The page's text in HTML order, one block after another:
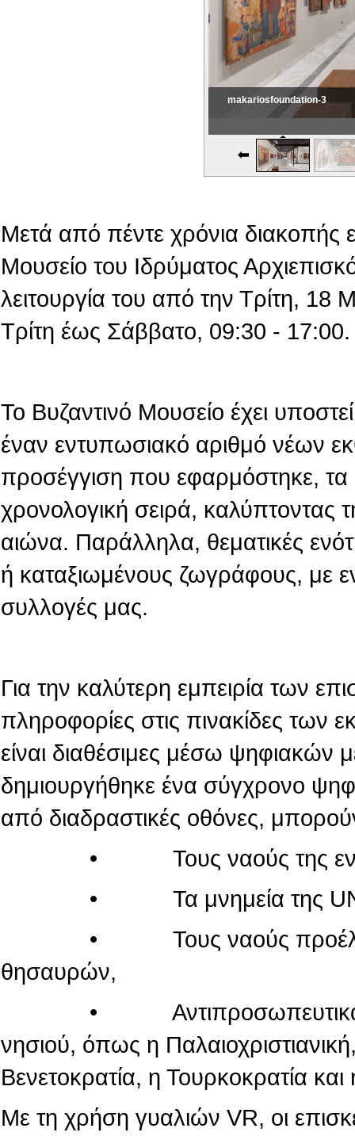
makariosfoundation-3
Μετά από πέντε χρόνια διακοπής
Μουσείο του Ιδρύματος
λειτουργία του από την Τρίτη,
Τρίτη έως Σάββατο, 09:30 - 17:00.
Το Βυζαντινό Μουσείο έχει υποστεί
έναν εντυπωσιακό αριθμό νέων
προσέγγιση που εφαρμόστηκε, τα
χρονολογική σειρά, καλύπτοντας
αιώνα. Παράλληλα, θεματικές
ή καταξιωμένους ζωγράφους, με
συλλογές μας.
Για την καλύτερη εμπειρία των
πληροφορίες στις πινακίδες των
είναι διαθέσιμες μέσω
δημιουργήθηκε ένα σύγχρονο
από διαδραστικές οθόνες,
• Τους ναούς της εντός
• Τα μνημεία της
• Τους ναούς
θησαυρών,
• Αντιπροσωπευτικά
νησιού, όπως η
Βενετοκρατία, η Τουρκοκρατία
Με τη χρήση γυαλιών VR, οι